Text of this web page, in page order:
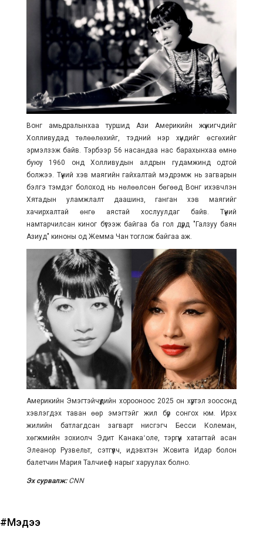
Вонг амьдралынхаа туршид Ази Америкийн жүжигчдийг
Холливудад төлөөлөхийг, тэдний нэр хүндийг өсгөхийг
эрмэлзэж байв. Тэрбээр 56 насандаа нас барахынхаа өмнө
буюу 1960 онд Холливудын алдрын гудамжинд одтой
болжээ. Түүний хэв маягийн гайхалтай мэдрэмж нь загварын
бэлгэ тэмдэг болоход нь нөлөөлсөн бөгөөд Вонг ихэвчлэн
Хятадын уламжлалт даашинз, ганган хэв маягийг
хачирхалтай өнгө аястай хослуулдаг байв. Түүний
намтарчилсан киног бүтээж байгаа ба гол дүрд "Галзуу баян
Азиуд" киноны од Жемма Чан тоглож байгаа аж.
Америкийн Эмэгтэйчүүдийн хорооноос 2025 он хүртэл зоосонд
хэвлэгдэх таван өөр эмэгтэйг жил бүр сонгох юм. Ирэх
жилийн батлагдсан загварт нисгэгч Бесси Колеман,
хөгжмийн зохиолч Эдит Канакаʻоле, тэргүүн хатагтай асан
Элеанор Рузвельт, сэтгүүлч, идэвхтэн Жовита Идар болон
балетчин Мария Талчиеф нарыг харуулах болно.
Эх сурвалж: CNN
#Мэдээ